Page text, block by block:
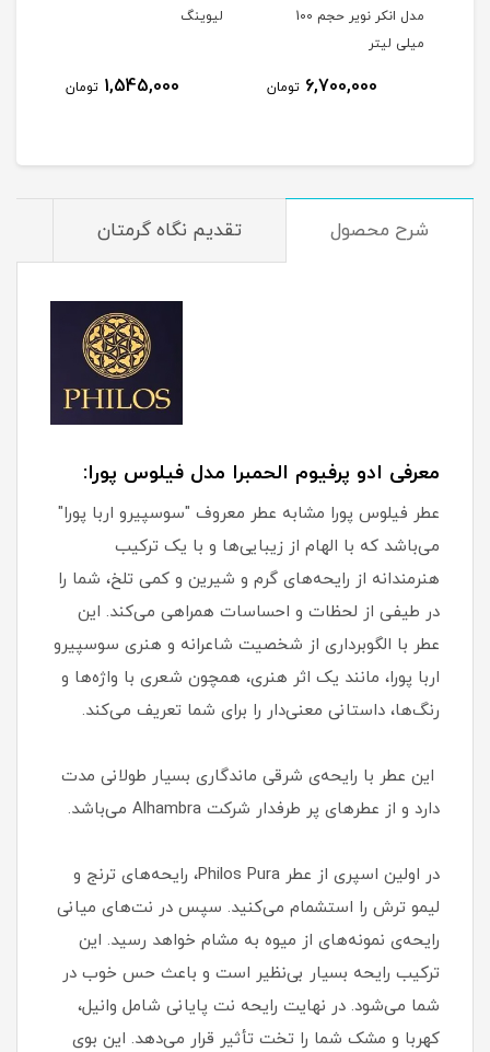
مدل انکر نویر حجم 100
میلی لیتر
6,700,000 تومان
لیوینگ
1,545,000 تومان
شرح محصول تقدیم نگاه گرمتان
معرفی ادو پرفیوم الحمبرا مدل فیلوس پورا:
عطر فیلوس پورا مشابه عطر معروف "سوسپیرو اربا پورا"
می‌باشد که با الهام از زیبایی‌ها و با یک ترکیب
هنرمندانه از رایحه‌های گرم و شیرین و کمی تلخ، شما را
در طیفی از لحظات و احساسات همراهی می‌کند. این
عطر با الگوبرداری از شخصیت شاعرانه و هنری سوسپیرو
اربا پورا، مانند یک اثر هنری، همچون شعری با واژه‌ها و
رنگ‌ها، داستانی معنی‌دار را برای شما تعریف می‌کند.
این عطر با رایحه‌ی شرقی ماندگاری بسیار طولانی مدت
دارد و از عطرهای پر طرفدار شرکت Alhambra می‌باشد.
در اولین اسپری از عطر Philos Pura، رایحه‌های ترنج و
لیمو ترش را استشمام می‌کنید. سپس در نت‌های میانی
رایحه‌ی نمونه‌های از میوه به مشام خواهد رسید. این
ترکیب رایحه بسیار بی‌نظیر است و باعث حس خوب در
شما می‌شود. در نهایت رایحه نت پایانی شامل وانیل،
کهربا و مشک شما را تخت تأثیر قرار می‌دهد. این بوی